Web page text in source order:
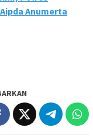
Anumerta